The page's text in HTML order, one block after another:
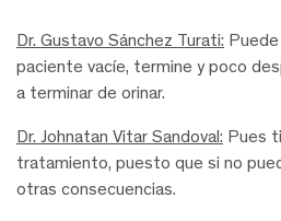
Dr. Gustavo Sánchez Turati:
paciente vacíe, termine y poco
a terminar de orinar.
Dr. Johnatan Vitar Sandoval: Pues
tratamiento, puesto que si no
otras consecuencias.